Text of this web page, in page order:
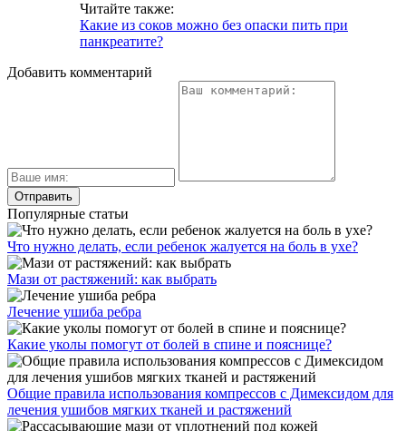
Читайте также:
Какие из соков можно без опаски пить при
панкреатите?
Добавить комментарий
Популярные статьи
Что нужно делать, если ребенок жалуется на боль в ухе?
Мази от растяжений: как выбрать
Лечение ушиба ребра
Какие уколы помогут от болей в спине и пояснице?
Общие правила использования компрессов с Димексидом для
лечения ушибов мягких тканей и растяжений